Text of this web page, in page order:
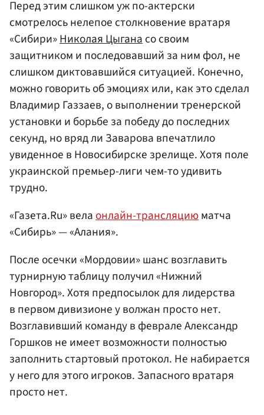
Перед этим слишком уж по-актерски
смотрелось нелепое столкновение вратаря
«Сибири»Николая Цыгана со своим
защитником и последовавший за ним фол, не
слишком диктовавшийся ситуацией. Конечно,
можно говорить об эмоциях или, как это сделал
Владимир Газзаев, о выполнении тренерской
установки и борьбе за победу до последних
секунд, но вряд ли Заварова впечатлило
увиденное в Новосибирске зрелище. Хотя поле
украинской премьер-лиги чем-то удивить
трудно.
«Газета.Ru» велаонлайн-трансляциюматча
«Сибирь» — «Алания».
После осечки «Мордовии» шанс возглавить
турнирную таблицу получил «Нижний
Новгород». Хотя предпосылок для лидерства
в первом дивизионе у волжан просто нет.
Возглавивший команду в феврале Александр
Горшков не имеет возможности полностью
заполнить стартовый протокол. Не набирается
у него для этого игроков. Запасного вратаря
просто нет.